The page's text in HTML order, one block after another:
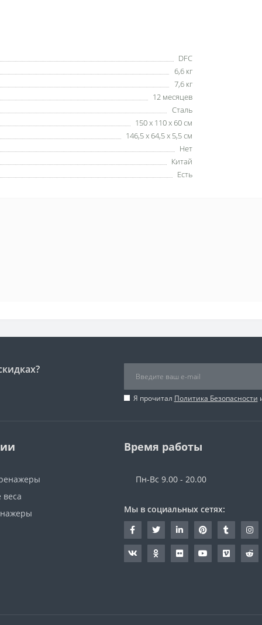
DFC
6,6 кг
7,6 кг
12 месяцев
Сталь
150 x 110 x 60 см
146,5 х 64,5 х 5,5 см
Нет
Китай
Есть
Я прочитал Политика Безопасности
Время работы
Пн-Вс 9.00 - 20.00
Мы в социальных сетях: